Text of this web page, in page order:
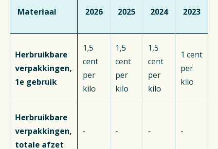
Materiaal 2026 2025 2024 2023
Herbruikbare
verpakkingen,
1e gebruik
1,5
cent
per
kilo
1,5
cent
per
kilo
1,5
cent
per
kilo
1 cent
per
kilo
Herbruikbare
verpakkingen,
totale afzet
- - - -